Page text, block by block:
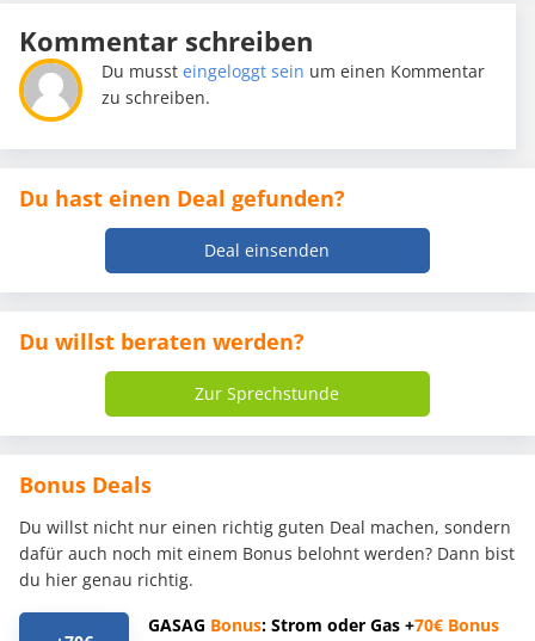
Kommentar schreiben
Du mussteingeloggt sein um einen Kommentar
zu schreiben.
Du hast einen Deal gefunden?
Deal einsenden
Du willst beraten werden?
Zur Sprechstunde
Bonus Deals
Du willst nicht nur einen richtig guten Deal machen, sondern
dafür auch noch mit einem Bonus belohnt werden? Dann bist
du hier genau richtig.
GASAG Bonus: Strom oder Gas +70€ Bonus